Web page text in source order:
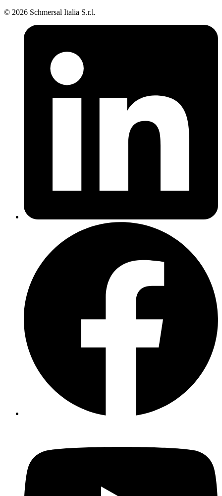
© 2026 Schmersal Italia S.r.l.